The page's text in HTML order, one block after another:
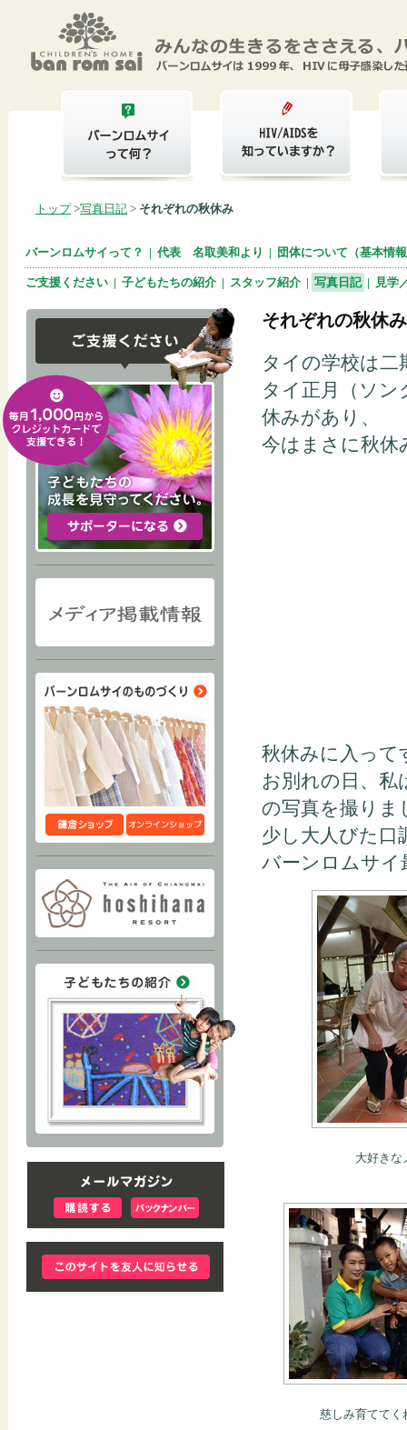
トップ>写真日記 > それぞれの秋休み
バーンロムサイって？ | 代表 名取美和より | 団体について（基本情
ご支援ください | 子どもたちの紹介 | スタッフ紹介 | 写真日記 | 見学
それぞれの秋休み
タイの学校は二
タイ正月（ソン
休みがあり、
今はまさに秋休
秋休みに入って
お別れの日、
の写真を撮りま
少し大人びた
バーンロムサイ
大好きな
慈しみ育ててく